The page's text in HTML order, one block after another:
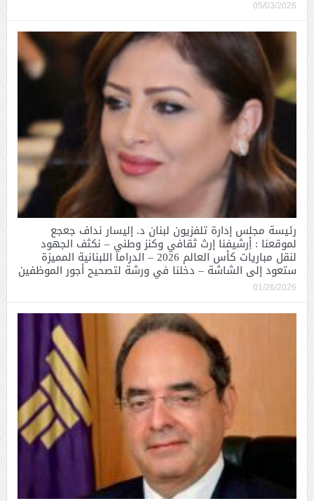
05/03/2026
رئيسة مجلس إدارة تلفزيون لبنان د. إليسار نداف جعجع
لموقعنا : أِرشيفنا إرث ثقافي وكنز وطني – نكثف الجهود
لنقل مباريات كأس العالم 2026 – الدراما اللبنانية المميزة
ستعود إلى الشاشة – دخلنا في ورشة لتصحيح أجور الموظفين
01/26/2026